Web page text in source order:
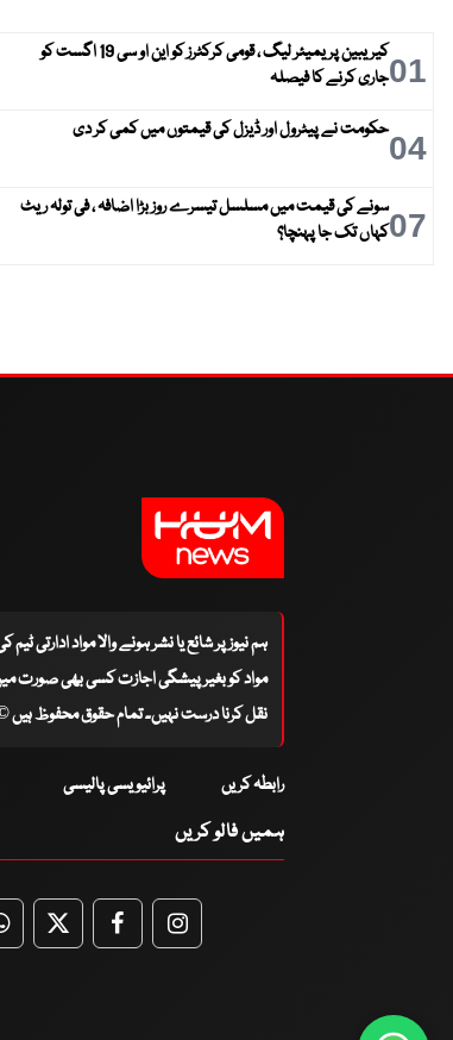
01
کیریبین پریمیئر لیگ ، قومی کرکٹرز کو این او سی 19 اگست کو
جاری کرنے کا فیصلہ
04حکومت نے پیٹرول اور ڈیزل کی قیمتوں میں کمی کر دی
07سونے کی قیمت میں مسلسل تیسرے روز بڑا اضافہ ، فی تولہ ریٹ
کہاں تک جا پہنچا؟
ہم نیوز پر شائع یا نشر ہونے والا مواد ادارتی
مواد کو بغیر پیشگی اجازت کسی بھی صورت
نقل کرنا درست نہیں۔ تمام حقوق محفوظ ہیں ©
رابطہ کریں پرائیویسی پالیسی
ہمیں فالو کریں
TwitterFacebookFacebook